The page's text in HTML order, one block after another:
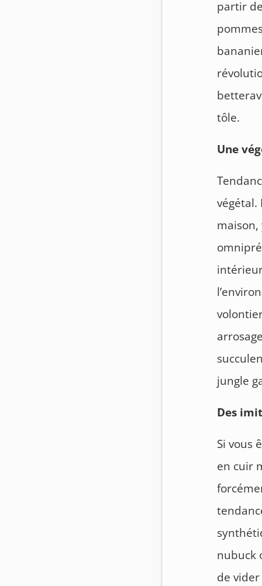
partir
tôle.
Une
végétal.
jungle
Des
Si vous
en cuir
nubuck
de